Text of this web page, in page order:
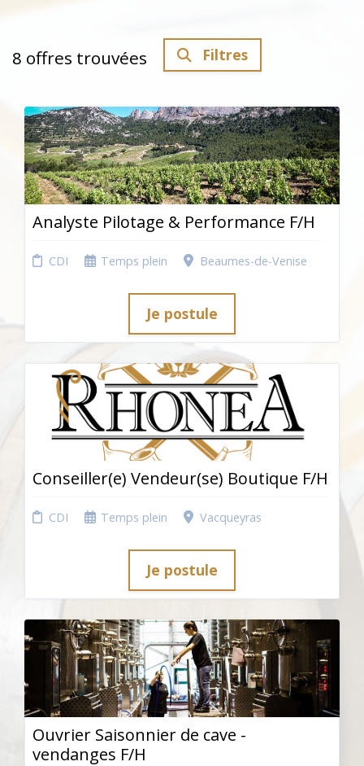
8 offres trouvées Filtres
Analyste Pilotage & Performance F/H
CDI Temps plein Beaumes-de-Venise
Je postule
Conseiller(e) Vendeur(se) Boutique F/H
CDI Temps plein Vacqueyras
Je postule
Ouvrier Saisonnier de cave -
vendanges F/H